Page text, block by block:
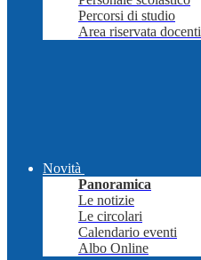
Percorsi di studio
Area riservata docenti
Novità
Panoramica
Le notizie
Le circolari
Calendario eventi
Albo Online